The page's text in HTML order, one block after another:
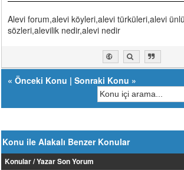
Alevi forum,alevi köyleri,alevi türküleri,alevi
sözleri,alevilik nedir,alevi nedir
«Önceki Konu |Sonraki Konu »
Konu ile Alakalı Benzer Konular
Konular / YazarSon Yorum